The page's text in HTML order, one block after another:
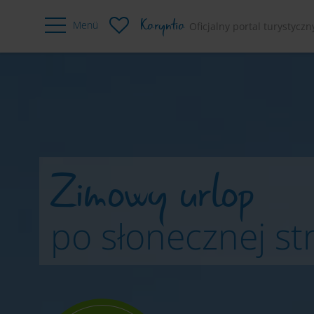
Menü Karyntia Oficjalny portal
Zimowy urlop
po słonecznej